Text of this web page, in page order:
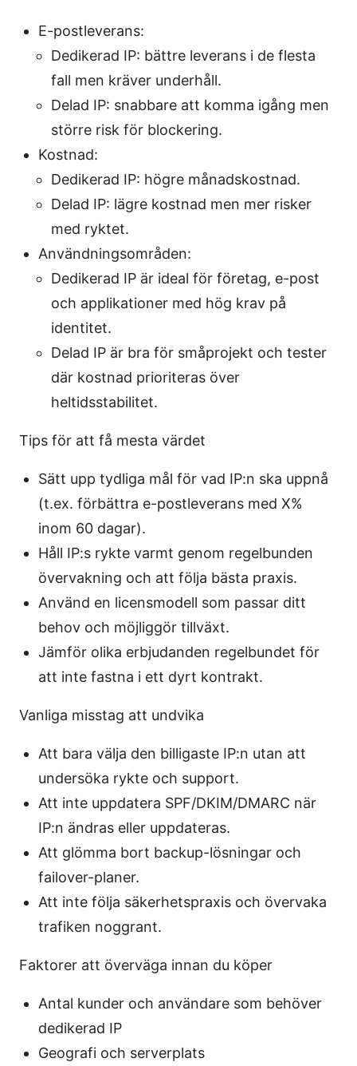
E-postleverans:
Dedikerad IP: bättre leverans i de flesta
fall men kräver underhåll.
Delad IP: snabbare att komma igång men
större risk för blockering.
Kostnad:
Dedikerad IP: högre månadskostnad.
Delad IP: lägre kostnad men mer risker
med ryktet.
Användningsområden:
Dedikerad IP är ideal för företag, e-post
och applikationer med hög krav på
identitet.
Delad IP är bra för småprojekt och tester
där kostnad prioriteras över
heltidsstabilitet.
Tips för att få mesta värdet
Sätt upp tydliga mål för vad IP:n ska uppnå
(t.ex. förbättra e-postleverans med X%
inom 60 dagar).
Håll IP:s rykte varmt genom regelbunden
övervakning och att följa bästa praxis.
Använd en licensmodell som passar ditt
behov och möjliggör tillväxt.
Jämför olika erbjudanden regelbundet för
att inte fastna i ett dyrt kontrakt.
Vanliga misstag att undvika
Att bara välja den billigaste IP:n utan att
undersöka rykte och support.
Att inte uppdatera SPF/DKIM/DMARC när
IP:n ändras eller uppdateras.
Att glömma bort backup-lösningar och
failover-planer.
Att inte följa säkerhetspraxis och övervaka
trafiken noggrant.
Faktorer att överväga innan du köper
Antal kunder och användare som behöver
dedikerad IP
Geografi och serverplats